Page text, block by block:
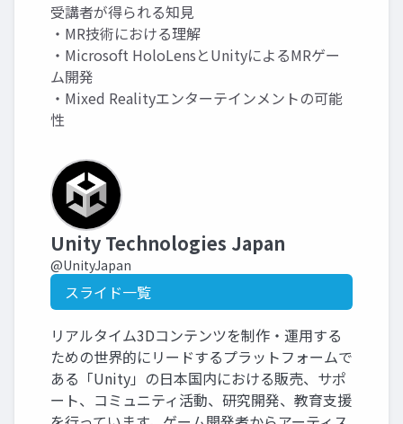
受講者が得られる知見
・MR技術における理解
・Microsoft HoloLensとUnityによるMRゲー
ム開発
・Mixed Realityエンターテインメントの可能
性
Unity Technologies Japan
@UnityJapan
スライド一覧
リアルタイム3Dコンテンツを制作・運用する
ための世界的にリードするプラットフォームで
ある「Unity」の日本国内における販売、サポ
ート、コミュニティ活動、研究開発、教育支援